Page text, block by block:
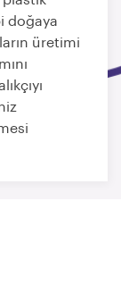
doğaya
üretimi